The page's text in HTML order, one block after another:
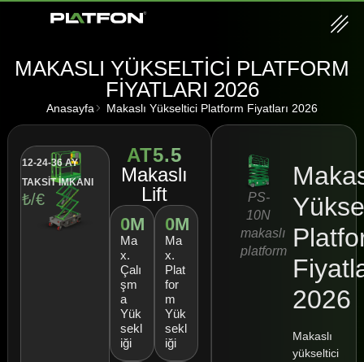
MAKASLI YÜKSELTICI PLATFORM
FIYATLARI 2026
Anasayfa Makaslı Yükseltici Platform Fiyatları 2026
12-24-36 AY
TAKSİT İMKANI
₺/€
AT5.5
Makaslı
Lift
0M
Ma
x.
Çalı
şm
a
Yük
sekl
iği
0M
Ma
x.
Plat
for
m
Yük
sekl
iği
PS-
10N
makaslı
platform
2026
Makaslı
yükseltici